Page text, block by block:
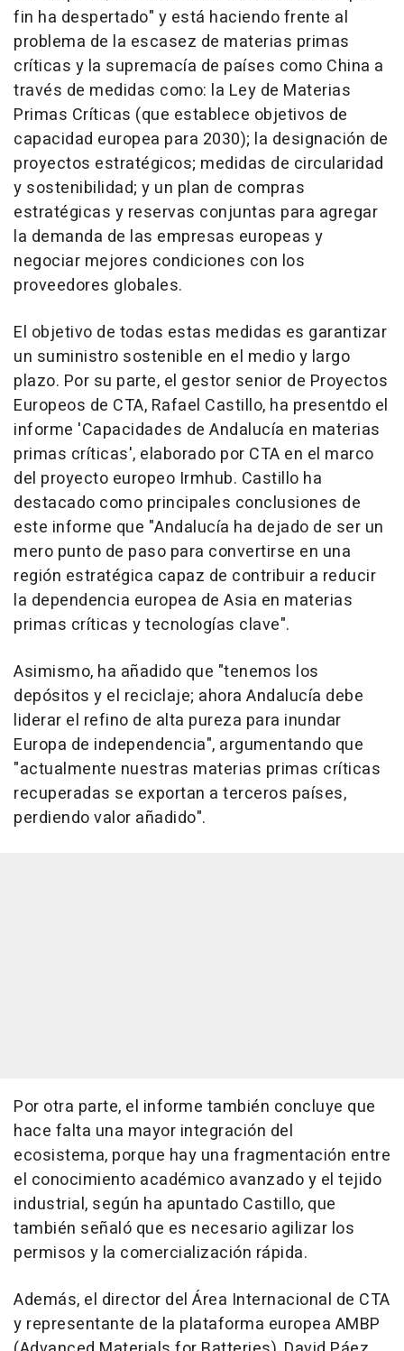
fin ha despertado" y está haciendo frente al
problema de la escasez de materias primas
críticas y la supremacía de países como China a
través de medidas como: la Ley de Materias
Primas Críticas (que establece objetivos de
capacidad europea para 2030); la designación de
proyectos estratégicos; medidas de circularidad
y sostenibilidad; y un plan de compras
estratégicas y reservas conjuntas para agregar
la demanda de las empresas europeas y
negociar mejores condiciones con los
proveedores globales.
El objetivo de todas estas medidas es garantizar
un suministro sostenible en el medio y largo
plazo. Por su parte, el gestor senior de Proyectos
Europeos de CTA, Rafael Castillo, ha presentdo el
informe 'Capacidades de Andalucía en materias
primas críticas', elaborado por CTA en el marco
del proyecto europeo Irmhub. Castillo ha
destacado como principales conclusiones de
este informe que "Andalucía ha dejado de ser un
mero punto de paso para convertirse en una
región estratégica capaz de contribuir a reducir
la dependencia europea de Asia en materias
primas críticas y tecnologías clave".
Asimismo, ha añadido que "tenemos los
depósitos y el reciclaje; ahora Andalucía debe
liderar el refino de alta pureza para inundar
Europa de independencia", argumentando que
"actualmente nuestras materias primas críticas
recuperadas se exportan a terceros países,
perdiendo valor añadido".
Por otra parte, el informe también concluye que
hace falta una mayor integración del
ecosistema, porque hay una fragmentación entre
el conocimiento académico avanzado y el tejido
industrial, según ha apuntado Castillo, que
también señaló que es necesario agilizar los
permisos y la comercialización rápida.
Además, el director del Área Internacional de CTA
y representante de la plataforma europea AMBP